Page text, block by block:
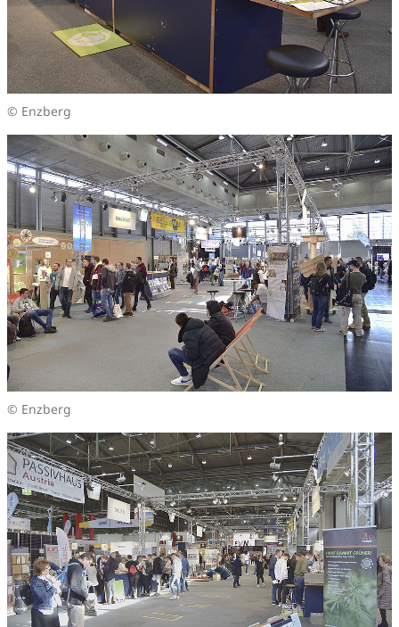
© Enzberg
© Enzberg